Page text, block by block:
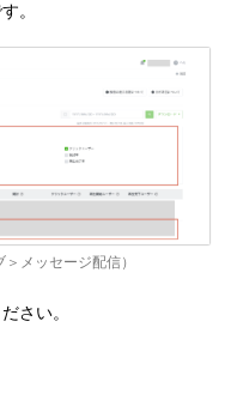
。
メッセージ配信）
さい。